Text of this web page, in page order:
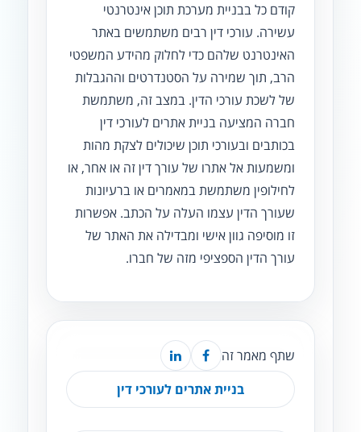
קודם כל בבניית מערכת תוכן אינטרנטי
עשירה. עורכי דין רבים משתמשים באתר
האינטרנט שלהם כדי לחלוק מהידע המשפטי
הרב, תוך שמירה על הסטנדרטים וההגבלות
של לשכת עורכי הדין. במצב זה, משתמשת
חברה המציעה בניית אתרים לעורכי דין
בכותבים ובעורכי תוכן שיכולים לצקת מהות
ומשמעות אל אתרו של עורך דין זה או אחר, או
לחילופין משתמשת במאמרים או ברעיונות
שעורך הדין עצמו העלה על הכתב. אפשרות
זו מוסיפה גוון אישי ומבדילה את האתר של
עורך הדין הספציפי מזה של חברו.
שתף מאמר זה
בניית אתרים לעורכי דין